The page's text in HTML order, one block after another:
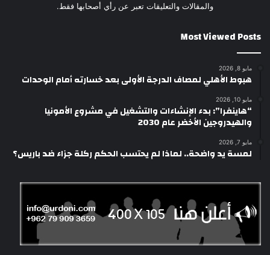
والمقالات والتعليقات تعبر عن رأي أصحابها فقط.
Most Viewed Posts
مايو 8, 2026
هبوط الأهلي لمصاف الدرجة الأولى بعد خسارته أمام الوحدات
مايو 10, 2026
“هاينفرا”: بدء الإنشاءات والتشغيل في مشروع الأمونيا
والهيدروجين الأخضر عام 2030
مايو 7, 2026
لمسة يد واضحة.. لماذا لم يحتسب الحكم ركلة جزاء ضد باريس؟